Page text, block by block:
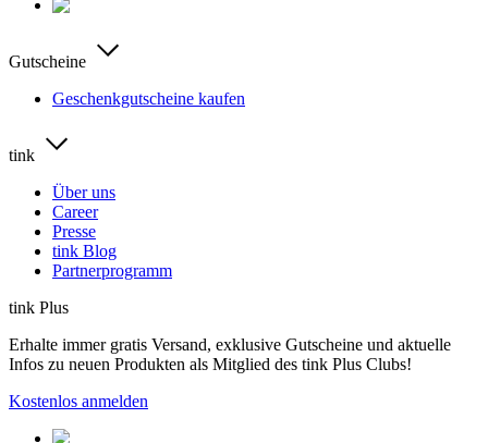
Gutscheine
Geschenkgutscheine kaufen
tink
Über uns
Career
Presse
tink Blog
Partnerprogramm
tink Plus
Erhalte immer gratis Versand, exklusive Gutscheine und aktuelle
Infos zu neuen Produkten als Mitglied des tink Plus Clubs!
Kostenlos anmelden